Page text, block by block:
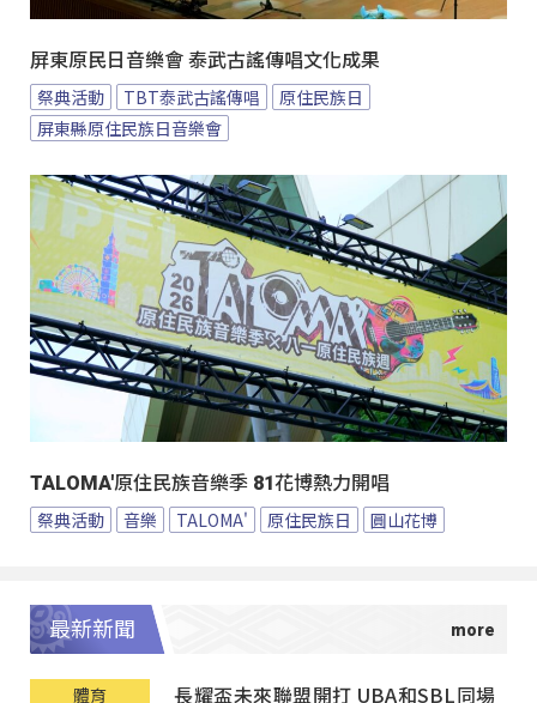
屏東原民日音樂會 泰武古謠傳唱文化成果
祭典活動 TBT泰武古謠傳唱
原住民族日
屏東縣原住民族日音樂會
TALOMA'原住民族音樂季 81花博熱力開唱
祭典活動 音樂 TALOMA' 原住民族日 圓山花博
最新新聞
體育
長耀盃未來聯盟開打 UBA和SBL同場